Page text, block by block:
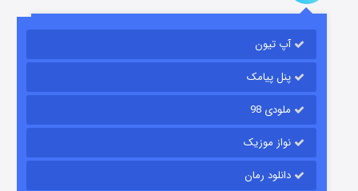
آپ تیون
پنل پیامک
ملودی 98
نواز موزیک
دانلود رمان